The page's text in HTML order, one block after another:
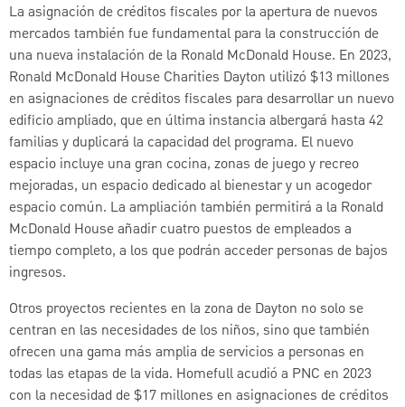
La asignación de créditos fiscales por la apertura de nuevos
mercados también fue fundamental para la construcción de
una nueva instalación de la Ronald McDonald House. En 2023,
Ronald McDonald House Charities Dayton utilizó $13 millones
en asignaciones de créditos fiscales para desarrollar un nuevo
edificio ampliado, que en última instancia albergará hasta 42
familias y duplicará la capacidad del programa. El nuevo
espacio incluye una gran cocina, zonas de juego y recreo
mejoradas, un espacio dedicado al bienestar y un acogedor
espacio común. La ampliación también permitirá a la Ronald
McDonald House añadir cuatro puestos de empleados a
tiempo completo, a los que podrán acceder personas de bajos
ingresos.
Otros proyectos recientes en la zona de Dayton no solo se
centran en las necesidades de los niños, sino que también
ofrecen una gama más amplia de servicios a personas en
todas las etapas de la vida. Homefull acudió a PNC en 2023
con la necesidad de $17 millones en asignaciones de créditos